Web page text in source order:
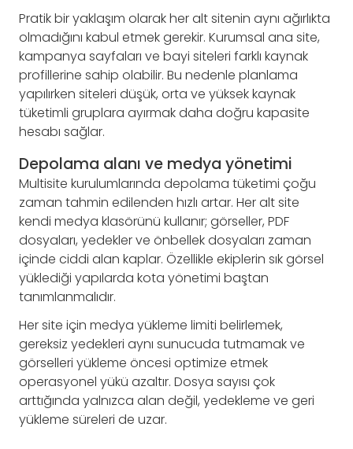
Pratik bir yaklaşım olarak her alt sitenin aynı ağırlıkta
olmadığını kabul etmek gerekir. Kurumsal ana site,
kampanya sayfaları ve bayi siteleri farklı kaynak
profillerine sahip olabilir. Bu nedenle planlama
yapılırken siteleri düşük, orta ve yüksek kaynak
tüketimli gruplara ayırmak daha doğru kapasite
hesabı sağlar.
Depolama alanı ve medya yönetimi
Multisite kurulumlarında depolama tüketimi çoğu
zaman tahmin edilenden hızlı artar. Her alt site
kendi medya klasörünü kullanır; görseller, PDF
dosyaları, yedekler ve önbellek dosyaları zaman
içinde ciddi alan kaplar. Özellikle ekiplerin sık görsel
yüklediği yapılarda kota yönetimi baştan
tanımlanmalıdır.
Her site için medya yükleme limiti belirlemek,
gereksiz yedekleri aynı sunucuda tutmamak ve
görselleri yükleme öncesi optimize etmek
operasyonel yükü azaltır. Dosya sayısı çok
arttığında yalnızca alan değil, yedekleme ve geri
yükleme süreleri de uzar.